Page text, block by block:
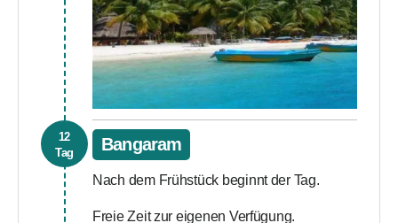
12
Tag
Bangaram
Nach dem Frühstück beginnt der Tag.
Freie Zeit zur eigenen Verfügung.